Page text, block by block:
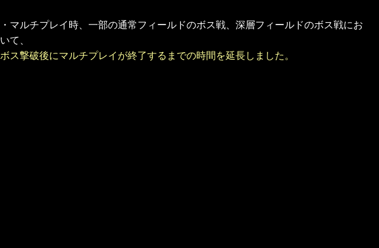
・マルチプレイ時、一部の通常フィールドのボス戦、深層フィールドのボス戦にお
いて、
ボス撃破後にマルチプレイが終了するまでの時間を延長しました。